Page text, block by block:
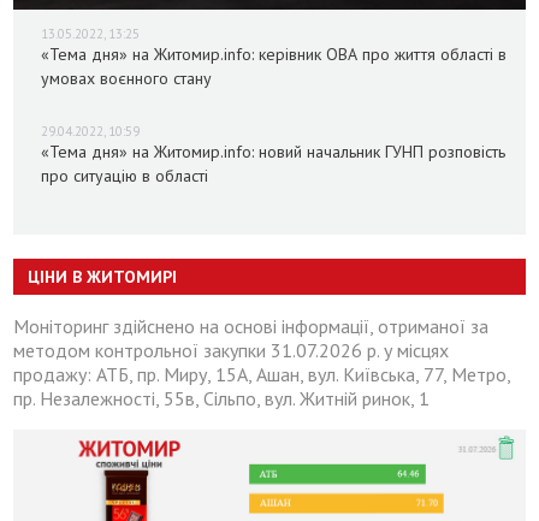
13.05.2022, 13:25
«Тема дня» на Житомир.info: керівник ОВА про життя області в
умовах воєнного стану
29.04.2022, 10:59
«Тема дня» на Житомир.info: новий начальник ГУНП розповість
про ситуацію в області
ЦІНИ В ЖИТОМИРІ
Моніторинг здійснено на основі інформації, отриманої за
методом контрольної закупки 31.07.2026 р. у місцях
продажу: АТБ, пр. Миру, 15А, Ашан, вул. Київська, 77, Метро,
пр. Незалежності, 55в, Сільпо, вул. Житній ринок, 1